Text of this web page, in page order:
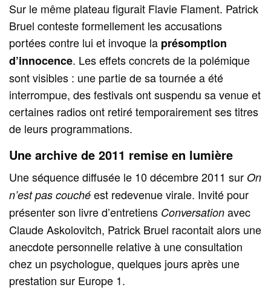
Sur le même plateau figurait Flavie Flament. Patrick
Bruel conteste formellement les accusations
portées contre lui et invoque la présomption
d’innocence. Les effets concrets de la polémique
sont visibles : une partie de sa tournée a été
interrompue, des festivals ont suspendu sa venue et
certaines radios ont retiré temporairement ses titres
de leurs programmations.
Une archive de 2011 remise en lumière
Une séquence diffusée le 10 décembre 2011 sur On
n’est pas couché est redevenue virale. Invité pour
présenter son livre d’entretiens Conversation avec
Claude Askolovitch, Patrick Bruel racontait alors une
anecdote personnelle relative à une consultation
chez un psychologue, quelques jours après une
prestation sur Europe 1.